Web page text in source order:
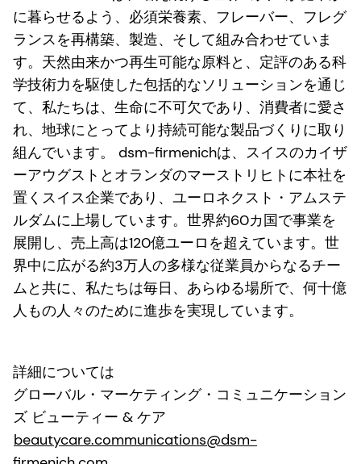
に暮らせるよう、必須栄養素、フレーバー、フレグ
ランスを再構築、製造、そして組み合わせていま
す。天然由来かつ再生可能な原料と、定評のある科
学技術力を駆使した包括的なソリューションを通じ
て、私たちは、生命に不可欠であり、消費者に愛さ
れ、地球にとってより持続可能な製品づくりに取り
組んでいます。 dsm-firmenichは、スイスのカイザ
ーアウグストとオランダのマーストリヒトに本社を
置くスイス企業であり、ユーロネクスト・アムステ
ルダムに上場しています。世界約60カ国で事業を
展開し、売上高は120億ユーロを超えています。世
界中に広がる約3万人の多様な従業員からなるチー
ムと共に、私たちは毎日、あらゆる場所で、何十億
人もの人々のために進歩を実現しています。
詳細については
グローバル・マーケティング・コミュニケーション
ズ ビューティー & ケア
beautycare.communications@dsm-